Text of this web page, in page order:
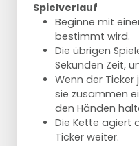
Spielverlauf
Beginne mit
bestimmt wird.
Die übrigen
Sekunden Zeit,
Wenn der
sie zusammen
den Händen
Die Kette agiert
Ticker weiter.